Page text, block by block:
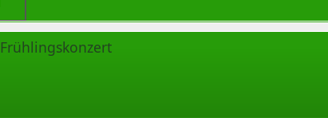
Frühlingskonzert